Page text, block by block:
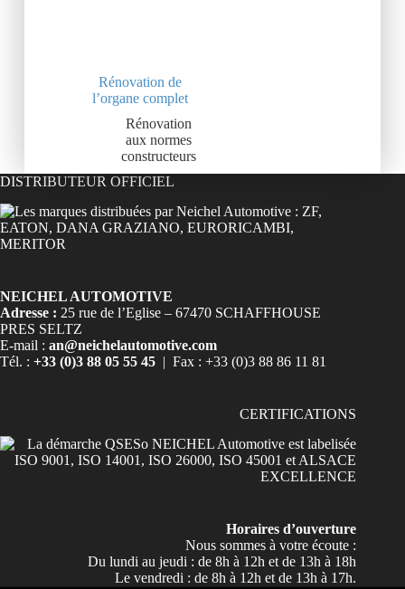
Rénovation de
l’organe complet
Rénovation
aux normes
constructeurs
DISTRIBUTEUR OFFICIEL
NEICHEL AUTOMOTIVE
Adresse : 25 rue de l’Eglise – 67470 SCHAFFHOUSE
PRES SELTZ
E-mail : an@neichelautomotive.com
Tél. : +33 (0)3 88 05 55 45 | Fax : +33 (0)3 88 86 11 81
CERTIFICATIONS
Horaires d’ouverture
Nous sommes à votre écoute :
Du lundi au jeudi : de 8h à 12h et de 13h à 18h
Le vendredi : de 8h à 12h et de 13h à 17h.